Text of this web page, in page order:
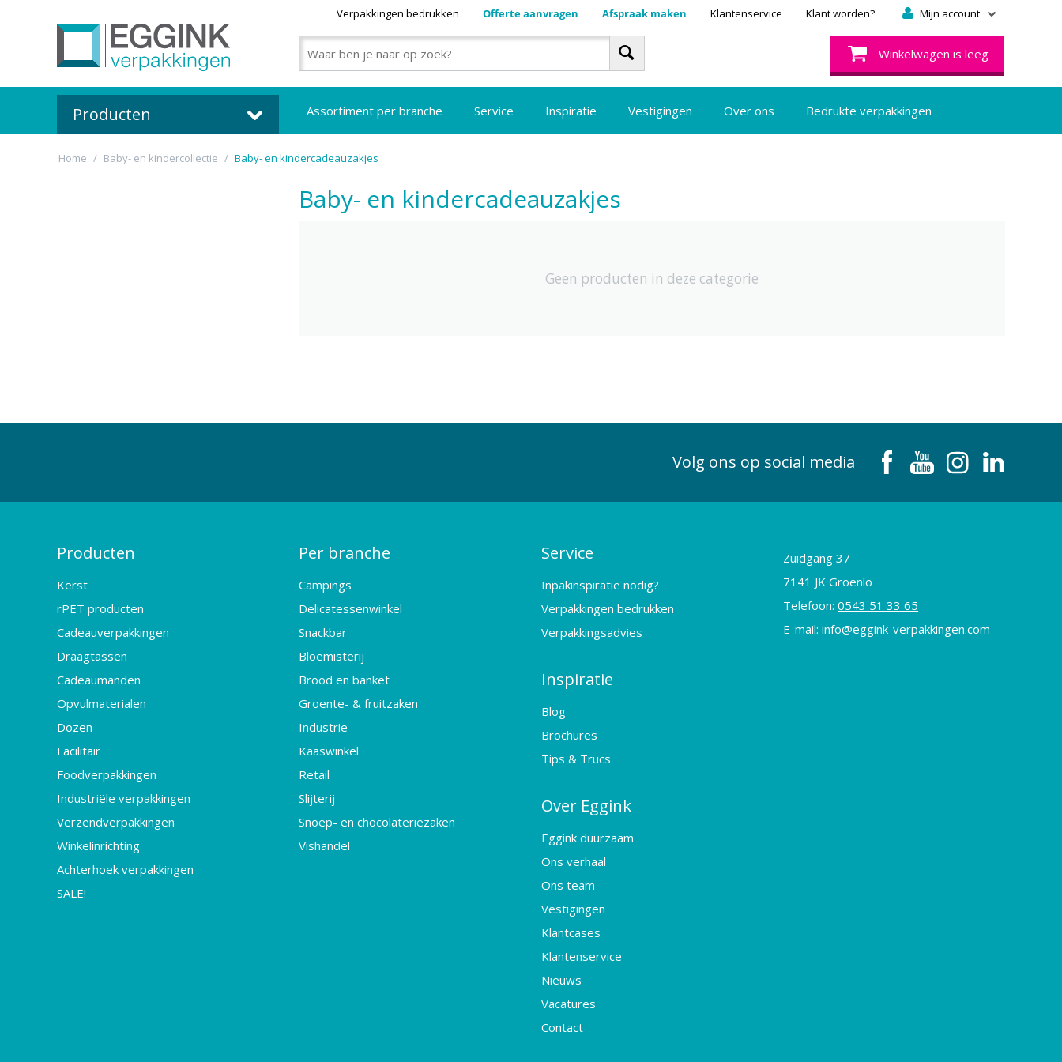
Mijn account
Verpakkingen bedrukken Offerte aanvragen Afspraak maken Klantenservice Klant worden?
Winkelwagen is leeg
Producten Assortiment per branche Service Inspiratie Vestigingen Over ons Bedrukte verpakkingen
Home / Baby- en kindercollectie / Baby- en kindercadeauzakjes
Baby- en kindercadeauzakjes
Geen producten in deze categorie
Volg ons op social media
Producten
Kerst
rPET producten
Cadeauverpakkingen
Draagtassen
Cadeaumanden
Opvulmaterialen
Dozen
Facilitair
Foodverpakkingen
Industriële verpakkingen
Verzendverpakkingen
Winkelinrichting
Achterhoek verpakkingen
SALE!
Per branche
Campings
Delicatessenwinkel
Snackbar
Bloemisterij
Brood en banket
Groente- & fruitzaken
Industrie
Kaaswinkel
Retail
Slijterij
Snoep- en chocolateriezaken
Vishandel
Service
Inpakinspiratie nodig?
Verpakkingen bedrukken
Verpakkingsadvies
Inspiratie
Blog
Brochures
Tips & Trucs
Over Eggink
Eggink duurzaam
Ons verhaal
Ons team
Vestigingen
Klantcases
Klantenservice
Nieuws
Vacatures
Contact
Zuidgang 37
7141 JK Groenlo
Telefoon:0543 51 33 65
E-mail:info@eggink-verpakkingen.com